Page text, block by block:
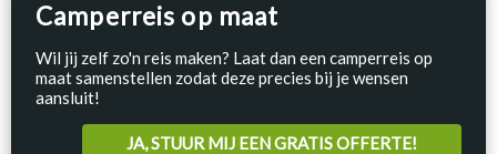
Camperreis op maat
Wil jij zelf zo'n reis maken? Laat dan een camperreis op
maat samenstellen zodat deze precies bij je wensen
aansluit!
JA, STUUR MIJ EEN GRATIS OFFERTE!